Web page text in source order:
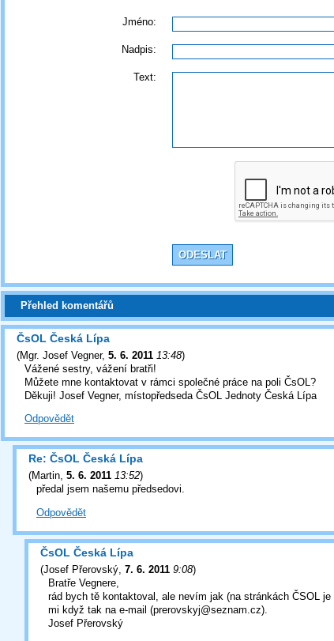
Jméno:
Nadpis:
Text:
Přehled komentářů
ČsOL Česká Lípa
(Mgr. Josef Vegner, 5. 6. 2011 13:48)
Vážené sestry, vážení bratři!
Můžete mne kontaktovat v rámci společné práce na poli ČsOL?
Děkuji! Josef Vegner, místopředseda ČsOL Jednoty Česká Lípa
Odpovědět
Re: ČsOL Česká Lípa
(Martin, 5. 6. 2011 13:52)
předal jsem našemu předsedovi.
Odpovědět
ČsOL Česká Lípa
(Josef Přerovský, 7. 6. 2011 9:08)
Bratře Vegnere,
rád bych tě kontaktoval, ale nevím jak (na stránkách ČSOL
mi když tak na e-mail (prerovskyj@seznam.cz).
Josef Přerovský